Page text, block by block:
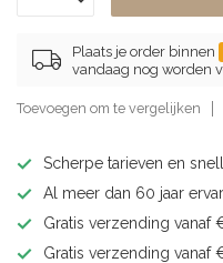
Plaats je order binnen
vandaag nog worden
Toevoegen om te vergelijken
Scherpe tarieven en
Al meer dan 60 jaar
Gratis verzending vanaf
Gratis verzending vanaf